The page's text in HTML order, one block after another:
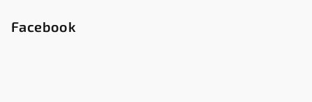
Facebook